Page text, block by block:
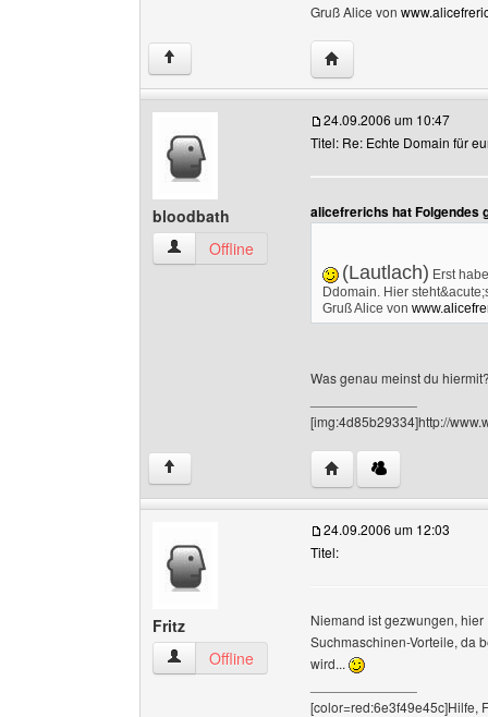
Gruß Alice von
↑ Website dieses
bloodbath
bloodbath Benutzer-Profile anzeigen
Offline
24.09.2006 um 10:47
Titel: Re: Echte Domain für
alicefrerichs hat Folgendes
(Lautlach) Erst
Ddomain. Hier
Gruß Alice von
Was genau meinst du
[img:4d85b29334]http://
↑ Website dieses
Fritz
Fritz Benutzer-Profile anzeigen
Offline
24.09.2006 um 12:03
Titel:
Niemand ist gezwungen,
Suchmaschinen-Vorteile, da
wird...
[color=red:6e3f49e45c]Hilfe,